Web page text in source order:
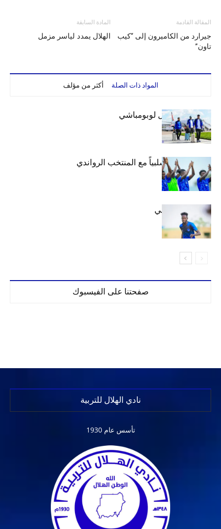
المادة السابقة
الهلال يمدد لياسر مزمل
المقالة القادمة
جيرارد من الكاميرون إلى “كيب
تاون”
المواد ذات الصلة أكثر من مؤلف
بعثة الهلال تصل لوبومباشي
الهلال يتعادل سلبياً مع المنتخب الرواندي
إعدادياً
كنن يصل كيجالي
صفحتنا على الفيسبوك
نادي الهلال للتربية
تأسس عام 1930